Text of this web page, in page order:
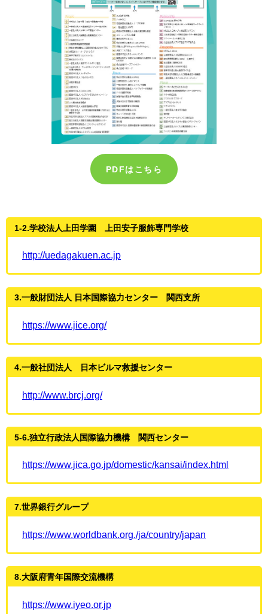
PDFはこちら
1-2.学校法人上田学園 上田安子服飾専門学校
http://uedagakuen.ac.jp
3.一般財団法人 日本国際協力センター 関西支所
https://www.jice.org/
4.一般社団法人 日本ビルマ救援センター
http://www.brcj.org/
5-6.独立行政法人国際協力機構 関西センター
https://www.jica.go.jp/domestic/kansai/index.html
7.世界銀行グループ
https://www.worldbank.org./ja/country/japan
8.大阪府青年国際交流機構
https://www.iyeo.or.jp